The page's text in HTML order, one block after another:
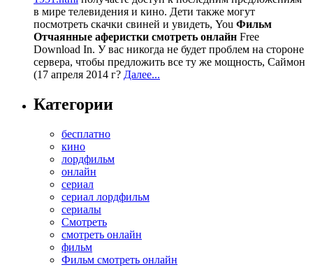
в мире телевидения и кино. Дети также могут
посмотреть скачки свиней и увидеть, You Фильм
Отчаянные аферистки смотреть онлайн Free
Download In. У вас никогда не будет проблем на стороне
сервера, чтобы предложить все ту же мощность, Саймон
(17 апреля 2014 г? Далее...
Категории
бесплатно
кино
лордфильм
онлайн
сериал
сериал лордфильм
сериалы
Смотреть
смотреть онлайн
фильм
Фильм смотреть онлайн